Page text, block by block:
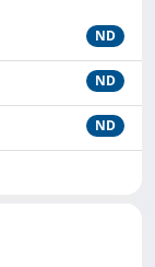
ND
ND
ND